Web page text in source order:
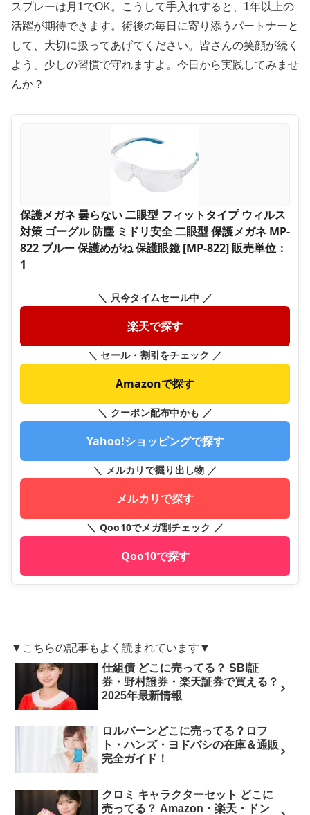
スプレーは月1でOK。こうして手入れすると、1年以上の
活躍が期待できます。術後の毎日に寄り添うパートナーと
して、大切に扱ってあげてください。皆さんの笑顔が続く
よう、少しの習慣で守れますよ。今日から実践してみませ
んか？
保護メガネ 曇らない 二眼型 フィットタイプ ウィルス
対策 ゴーグル 防塵 ミドリ安全 二眼型 保護メガネ MP-
822 ブルー 保護めがね 保護眼鏡 [MP-822] 販売単位：
1
＼ 只今タイムセール中 ／
楽天で探す
＼ セール・割引をチェック ／
Amazonで探す
＼ クーポン配布中かも ／
Yahoo!ショッピングで探す
＼ メルカリで掘り出し物 ／
メルカリで探す
＼ Qoo10でメガ割チェック ／
Qoo10で探す
▼こちらの記事もよく読まれています▼
仕組債 どこに売ってる？ SBI証
券・野村證券・楽天証券で買える？
2025年最新情報
ロルバーンどこに売ってる？ロフ
ト・ハンズ・ヨドバシの在庫＆通販
完全ガイド！
クロミ キャラクターセット どこに
売ってる？ Amazon・楽天・ドン